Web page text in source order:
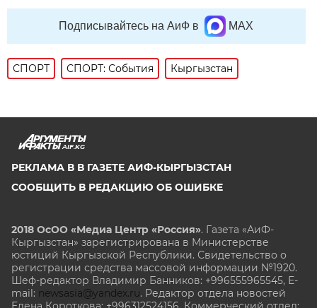
Подписывайтесь на АиФ в MAX
СПОРТ СПОРТ: События Кыргызстан
AIF.KG
РЕКЛАМА В В ГАЗЕТЕ АИФ-КЫРГЫЗСТАН
СООБЩИТЬ В РЕДАКЦИЮ ОБ ОШИБКЕ
2018 ОсОО «Медиа Центр «Россия». Газета «АиФ-
Кыргызстан» зарегистрирована в Министерстве
юстиций Кыргызской Республики. Свидетельство о
регистрации средства массовой информации №1920.
Шеф-редактор Владимир Банников: +996555965545, E-
mail: newsasia@yandex.ru. Редактор отдела новостей